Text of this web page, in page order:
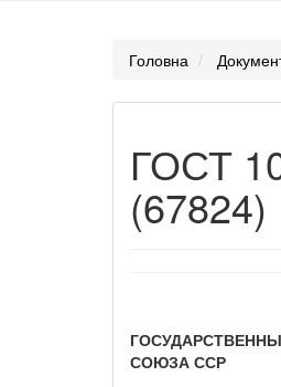
Головна
ГОСТ
(67824)
СОЮЗА ССР